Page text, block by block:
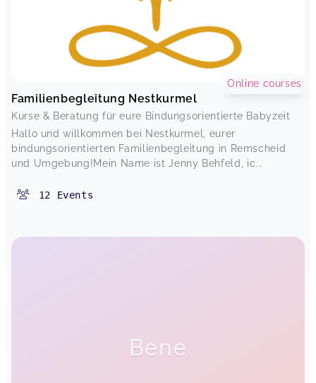
Familienbegleitung Nestkurmel
Kurse & Beratung für eure Bindungsorientierte Babyzeit
Hallo und willkommen bei Nestkurmel, eurer
bindungsorientierten Familienbegleitung in Remscheid
und Umgebung!Mein Name ist Jenny Behfeld, ic...
Online courses
12 Events
Bene